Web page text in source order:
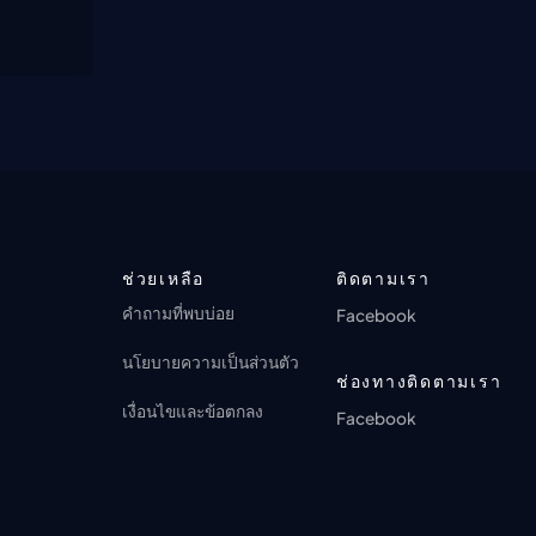
ช่วยเหลือ
คำถามที่พบบ่อย
นโยบายความเป็นส่วนตัว
เงื่อนไขและข้อตกลง
ติดตามเรา
Facebook
ช่องทางติดตามเรา
Facebook